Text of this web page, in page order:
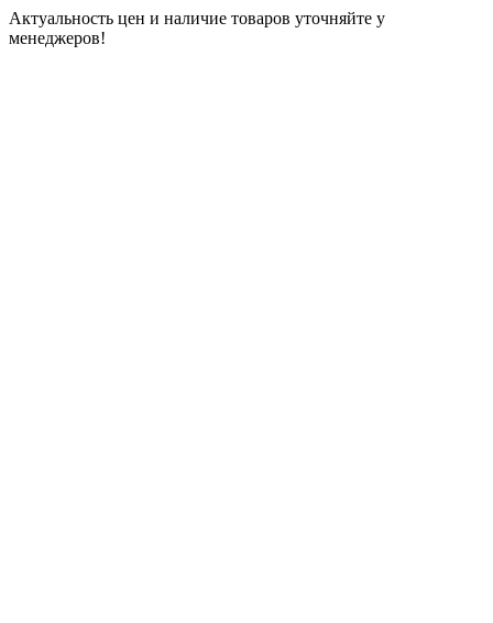
Актуальность цен и наличие товаров уточняйте у
менеджеров!